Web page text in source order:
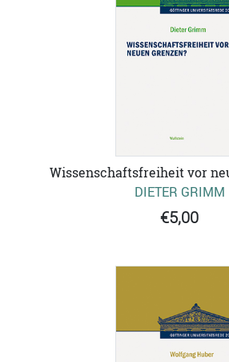
Wissenschaftsfreiheit vor
DIETER GRIMM
€5,00